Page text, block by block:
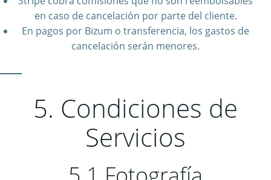
en caso de cancelación por parte del cliente.
En pagos por Bizum o transferencia, los gastos de
cancelación serán menores.
5. Condiciones de
Servicios